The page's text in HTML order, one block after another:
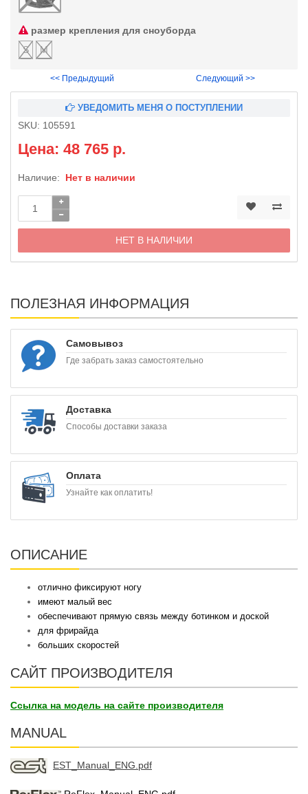
размер крепления для сноуборда
S
M
<< Предыдущий Следующий >>
УВЕДОМИТЬ МЕНЯ О ПОСТУПЛЕНИИ
SKU: 105591
Цена: 48 765 р.
Наличие: Нет в наличии
НЕТ В НАЛИЧИИ
ПОЛЕЗНАЯ ИНФОРМАЦИЯ
Самовывоз
Где забрать заказ самостоятельно
Доставка
Способы доставки заказа
Оплата
Узнайте как оплатить!
ОПИСАНИЕ
отлично фиксируют ногу
имеют малый вес
обеспечивают прямую связь между ботинком и доской
для фрирайда
больших скоростей
САЙТ ПРОИЗВОДИТЕЛЯ
Ссылка на модель на сайте производителя
MANUAL
EST_Manual_ENG.pdf